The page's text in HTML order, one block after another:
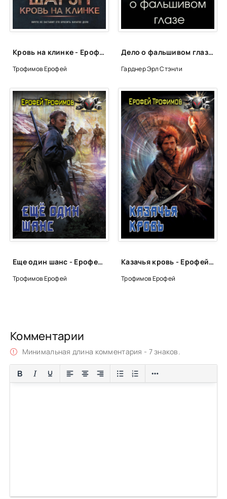
Кровь на клинке - Ерофей Трофимов
Трофимов Ерофей
Дело о фальшивом глазе - Эрл Стэнли Гарднер
Гарднер Эрл Стэнли
Еще один шанс - Ерофей Трофимов
Трофимов Ерофей
Казачья кровь - Ерофей Трофимов
Трофимов Ерофей
Комментарии
Минимальная длина комментария - 7 знаков.